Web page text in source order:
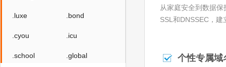
.luxe .bond
.cyou .icu
.school .global
从家庭安全到数据
SSL和DNSSEC，
个性专属域